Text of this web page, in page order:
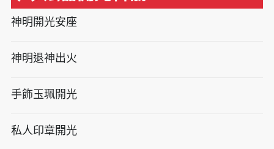
神明開光安座
神明退神出火
手飾玉珮開光
私人印章開光